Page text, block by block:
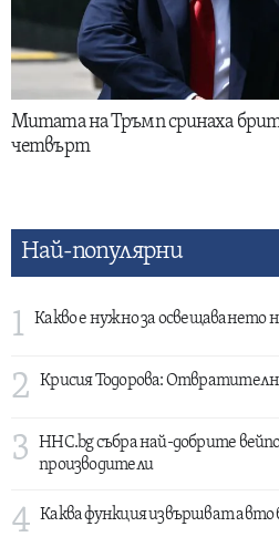
Митата на Тръмп сринаха
четвърт
Най-популярни
1 Какво е нужно за освещаването
2 Крисия Тодорова:
3
HHC.bg събра най-добрите
производители
4 Каква функция извършват авто